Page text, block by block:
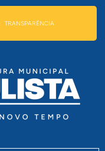
TRANSPARÊNCIA